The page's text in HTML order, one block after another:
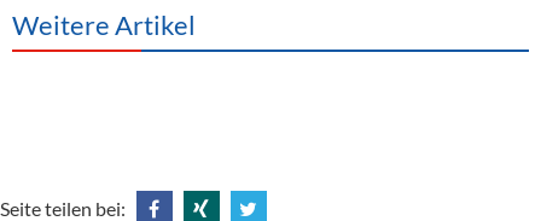
Weitere Artikel
Seite teilen bei: